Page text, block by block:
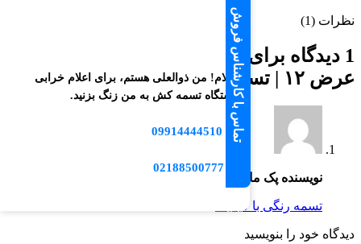
نظرات (1)
1 دیدگاه برای
تسمه بسته بندی طوسی
عرض ۱۲ | تسمه بسته‌بندی PP طوسی 12
نویسنده پک مارکت
تسمه رنگی با کیفیت
دیدگاه خود را بنویسید
تماس با کارشناس فروشسلام! من ذوالعلی هستم، برای اعلام خرابی
دستگاه تسمه کش به من زنگ بزنید.
📱
09914444510